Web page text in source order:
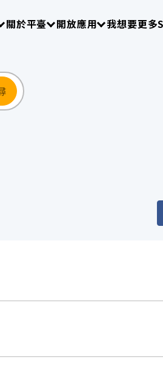
使用 TAB 操作選單
關於平臺請使用 TAB 操作選單
開放應用請使用 TAB
我想要更多